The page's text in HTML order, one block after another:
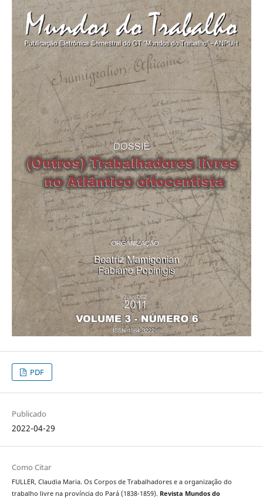
PDF
Publicado
2022-04-29
Como Citar
FULLER, Claudia Maria. Os Corpos de Trabalhadores e a organização do
trabalho livre na província do Pará (1838-1859). Revista Mundos do